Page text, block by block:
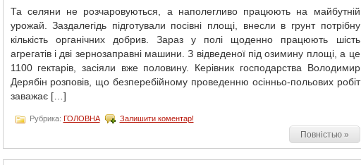
Та селяни не розчаровуються, а наполегливо працюють на майбутній
урожай. Заздалегідь підготували посівні площі, внесли в грунт потрібну
кількість органічних добрив. Зараз у полі щоденно працюють шість
агрегатів і дві зернозаправні машини. З відведеної під озимину площі, а це
1100 гектарів, засіяли вже половину. Керівник господарства Володимир
Дерябін розповів, що безперебійному проведенню осінньо-польових робіт
заважає […]
Рубрика: ГОЛОВНА Залишити коментар!
Повністью »